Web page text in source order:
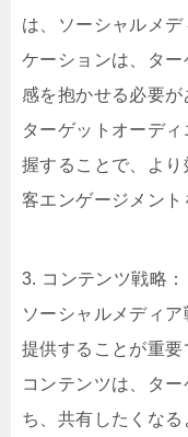
は、ソーシャルメ
ケーションは、タ
感を抱かせる必要が
ターゲットオーデ
握することで、よ
客エンゲージメント
3. コンテンツ戦略：
ソーシャルメディ
提供することが重要
コンテンツは、タ
ち、共有したくな